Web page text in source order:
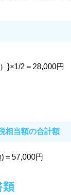
}×1/2＝28,000円
相当額の合計額
＝57,000円